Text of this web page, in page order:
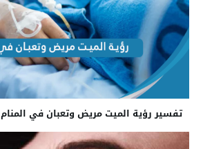
تفسير رؤية الميت مريض وتعبان في المنام